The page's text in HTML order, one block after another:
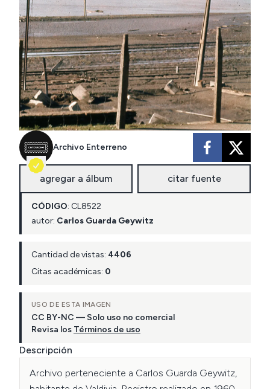
Archivo Enterreno
agregar a álbum citar fuente
CÓDIGO: CL8522
autor: Carlos Guarda Geywitz
Cantidad de vistas: 4406
Citas académicas: 0
USO DE ESTA IMAGEN
CC BY-NC — Solo uso no comercial
Revisa los Términos de uso
Descripción
Archivo perteneciente a Carlos Guarda Geywitz,